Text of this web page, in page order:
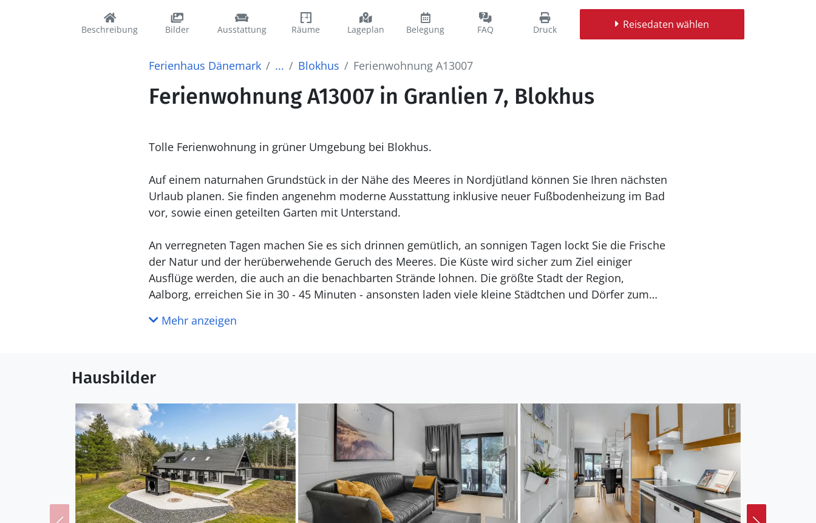
Beschreibung Bilder Ausstattung Räume Lageplan Belegung FAQ Druck Reisedaten wählen
Ferienhaus Dänemark ... Blokhus Ferienwohnung A13007
Ferienwohnung A13007 in Granlien 7, Blokhus
Tolle Ferienwohnung in grüner Umgebung bei Blokhus.
Auf einem naturnahen Grundstück in der Nähe des Meeres in Nordjütland können Sie Ihren nächsten
Urlaub planen. Sie finden angenehm moderne Ausstattung inklusive neuer Fußbodenheizung im Bad
vor, sowie einen geteilten Garten mit Unterstand.
An verregneten Tagen machen Sie es sich drinnen gemütlich, an sonnigen Tagen lockt Sie die Frische
der Natur und der herüberwehende Geruch des Meeres. Die Küste wird sicher zum Ziel einiger
Ausflüge werden, die auch an die benachbarten Strände lohnen. Die größte Stadt der Region,
Aalborg, erreichen Sie in 30 - 45 Minuten - ansonsten laden viele kleine Städtchen und Dörfer zum
Mehr anzeigen
Hausbilder